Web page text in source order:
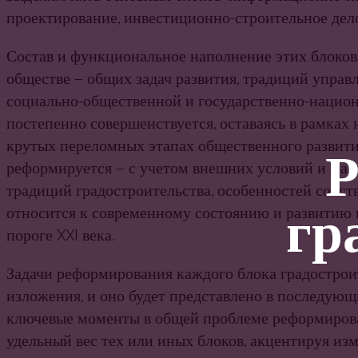
проектирование, инвестиционно-строительное
Состав и функциональное наполнение этих
обществе — общих задач развития, традиций
социально-общественной и государственно-
постепенно совершен­ствуется, оставаясь в
крутых переломных этапах об­щественного
реформируется — с учетом внешних условий и
традиций градостроительства, особенностей
относится к современному состоянию и развитию
пороге XXI века.
Задачи реформирования каждого блока
изложения, и оно будет представлено в
ключе­вые моменты в общей проблеме
удельный вес тех или иных блоков, акцентируя